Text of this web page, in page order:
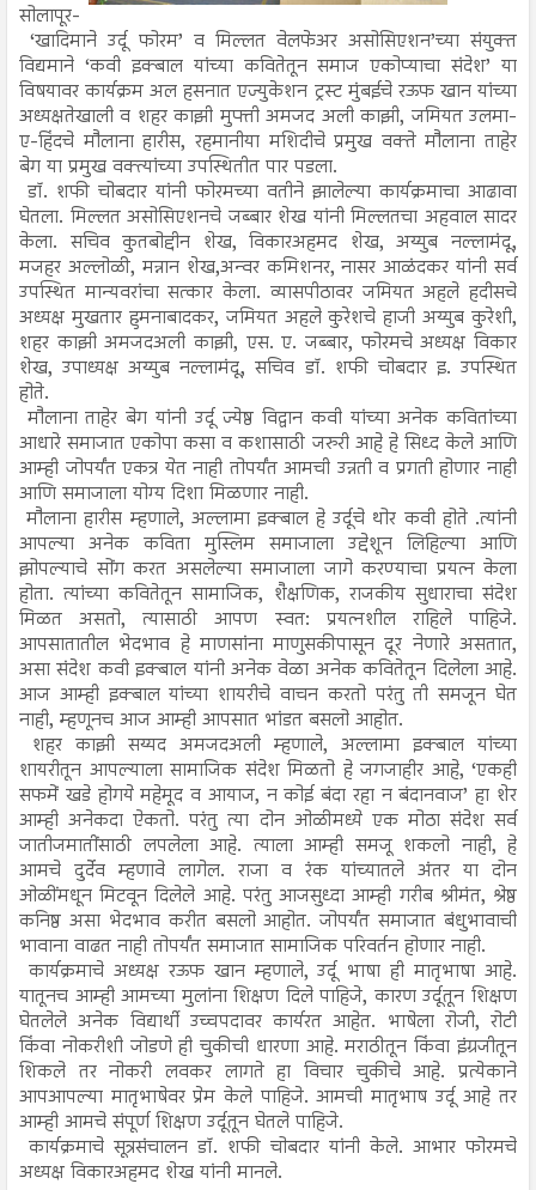
सोलापूर-
‘खादिमाने उर्दू फोरम’ व मिल्लत वेलफेअर असोसिएशन’च्या संयुक्त
विद्यमाने ‘कवी इक्बाल यांच्या कवितेतून समाज एकोप्याचा संदेश’ या
विषयावर कार्यक्रम अल हसनात एज्युकेशन ट्रस्ट मुंबईचे रऊफ खान यांच्या
अध्यक्षतेखाली व शहर काझी मुफ्ती अमजद अली काझी, जमियत उलमा-
ए-हिंदचे मौलाना हारीस, रहमानीया मशिदीचे प्रमुख वक्ते मौलाना ताहेर
बेग या प्रमुख वक्त्यांच्या उपस्थितीत पार पडला.
डॉ. शफी चोबदार यांनी फोरमच्या वतीने झालेल्या कार्यक्रमाचा आढावा
घेतला. मिल्लत असोसिएशनचे जब्बार शेख यांनी मिल्लतचा अहवाल सादर
केला. सचिव कुतबोद्दीन शेख, विकारअहमद शेख, अय्युब नल्लामंदू,
मजहर अल्लोळी, मन्नान शेख,अन्वर कमिशनर, नासर आळंदकर यांनी सर्व
उपस्थित मान्यवरांचा सत्कार केला. व्यासपीठावर जमियत अहले हदीसचे
अध्यक्ष मुखतार हुमनाबादकर, जमियत अहले कुरेशचे हाजी अय्युब कुरेशी,
शहर काझी अमजदअली काझी, एस. ए. जब्बार, फोरमचे अध्यक्ष विकार
शेख, उपाध्यक्ष अय्युब नल्लामंदू, सचिव डॉ. शफी चोबदार इ. उपस्थित
होते.
मौलाना ताहेर बेग यांनी उर्दू ज्येष्ठ विद्वान कवी यांच्या अनेक कवितांच्या
आधारे समाजात एकोपा कसा व कशासाठी जरुरी आहे हे सिध्द केले आणि
आम्ही जोपर्यंत एकत्र येत नाही तोपर्यंत आमची उन्नती व प्रगती होणार नाही
आणि समाजाला योग्य दिशा मिळणार नाही.
मौलाना हारीस म्हणाले, अल्लामा इक्बाल हे उर्दूचे थोर कवी होते .त्यांनी
आपल्या अनेक कविता मुस्लिम समाजाला उद्देशून लिहिल्या आणि
झोपल्याचे सोंग करत असलेल्या समाजाला जागे करण्याचा प्रयत्न केला
होता. त्यांच्या कवितेतून सामाजिक, शैक्षणिक, राजकीय सुधाराचा संदेश
मिळत असतो, त्यासाठी आपण स्वत: प्रयत्नशील राहिले पाहिजे.
आपसातातील भेदभाव हे माणसांना माणुसकीपासून दूर नेणारे असतात,
असा संदेश कवी इक्बाल यांनी अनेक वेळा अनेक कवितेतून दिलेला आहे.
आज आम्ही इक्बाल यांच्या शायरीचे वाचन करतो परंतु ती समजून घेत
नाही, म्हणूनच आज आम्ही आपसात भांडत बसलो आहोत.
शहर काझी सय्यद अमजदअली म्हणाले, अल्लामा इक्बाल यांच्या
शायरीतून आपल्याला सामाजिक संदेश मिळतो हे जगजाहीर आहे, ‘एकही
सफमें खडे होगये महेमूद व आयाज, न कोई बंदा रहा न बंदानवाज’ हा शेर
आम्ही अनेकदा ऐकतो. परंतु त्या दोन ओळीमध्ये एक मोठा संदेश सर्व
जातीजमातींसाठी लपलेला आहे. त्याला आम्ही समजू शकलो नाही, हे
आमचे दुर्देव म्हणावे लागेल. राजा व रंक यांच्यातले अंतर या दोन
ओळींमधून मिटवून दिलेले आहे. परंतु आजसुध्दा आम्ही गरीब श्रीमंत, श्रेष्ठ
कनिष्ठ असा भेदभाव करीत बसलो आहोत. जोपर्यंत समाजात बंधुभावाची
भावाना वाढत नाही तोपर्यंत समाजात सामाजिक परिवर्तन होणार नाही.
कार्यक्रमाचे अध्यक्ष रऊफ खान म्हणाले, उर्दू भाषा ही मातृभाषा आहे.
यातूनच आम्ही आमच्या मुलांना शिक्षण दिले पाहिजे, कारण उर्दूतून शिक्षण
घेतलेले अनेक विद्यार्थी उच्चपदावर कार्यरत आहेत. भाषेला रोजी, रोटी
किंवा नोकरीशी जोडणे ही चुकीची धारणा आहे. मराठीतून किंवा इंग्रजीतून
शिकले तर नोकरी लवकर लागते हा विचार चुकीचे आहे. प्रत्येकाने
आपआपल्या मातृभाषेवर प्रेम केले पाहिजे. आमची मातृभाष उर्दू आहे तर
आम्ही आमचे संपूर्ण शिक्षण उर्दूतून घेतले पाहिजे.
कार्यक्रमाचे सूत्रसंचालन डॉ. शफी चोबदार यांनी केले. आभार फोरमचे
अध्यक्ष विकारअहमद शेख यांनी मानले.